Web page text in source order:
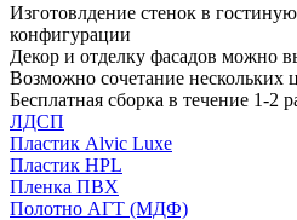
Изготовлдение стенок в
конфигурации
Декор и отделку фасадов можно
Возможно сочетание нескольких
Бесплатная сборка в течение 1-2
ЛДСП
Пластик Alvic Luxe
Пластик HPL
Пленка ПВХ
Полотно АГТ (МДФ)